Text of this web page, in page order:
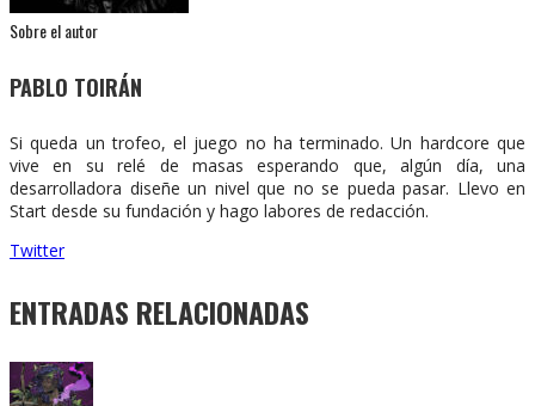
Sobre el autor
PABLO TOIRÁN
Si queda un trofeo, el juego no ha terminado. Un hardcore que
vive en su relé de masas esperando que, algún día, una
desarrolladora diseñe un nivel que no se pueda pasar. Llevo en
Start desde su fundación y hago labores de redacción.
Twitter
ENTRADAS RELACIONADAS